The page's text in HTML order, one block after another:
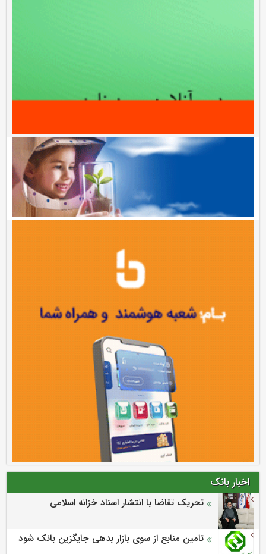
اخبار بانک
تحریک تقاضا با انتشار اسناد خزانه اسلامی
تامین منابع از سوی بازار بدهی جایگزین بانک شود